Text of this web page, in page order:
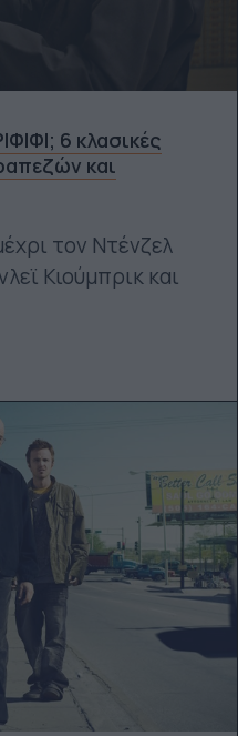
6 κλασικές
και
τον Ντένζελ
Κιούμπρικ και